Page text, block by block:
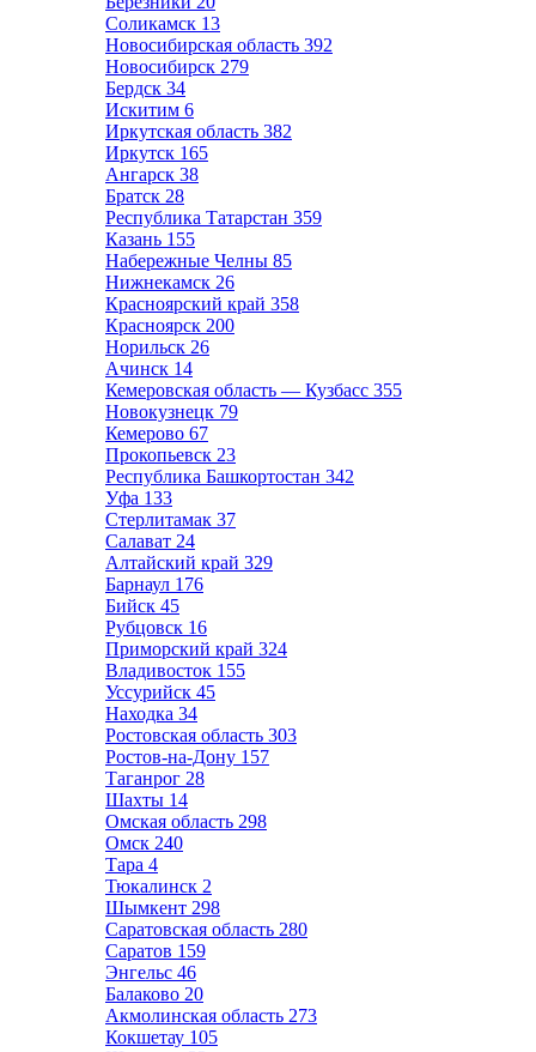
Соликамск 13
Новосибирская область 392
Новосибирск 279
Бердск 34
Искитим 6
Иркутская область 382
Иркутск 165
Ангарск 38
Братск 28
Республика Татарстан 359
Казань 155
Набережные Челны 85
Нижнекамск 26
Красноярский край 358
Красноярск 200
Норильск 26
Ачинск 14
Кемеровская область — Кузбасс 355
Новокузнецк 79
Кемерово 67
Прокопьевск 23
Республика Башкортостан 342
Уфа 133
Стерлитамак 37
Салават 24
Алтайский край 329
Барнаул 176
Бийск 45
Рубцовск 16
Приморский край 324
Владивосток 155
Уссурийск 45
Находка 34
Ростовская область 303
Ростов-на-Дону 157
Таганрог 28
Шахты 14
Омская область 298
Омск 240
Тара 4
Тюкалинск 2
Шымкент 298
Саратовская область 280
Саратов 159
Энгельс 46
Балаково 20
Акмолинская область 273
Кокшетау 105